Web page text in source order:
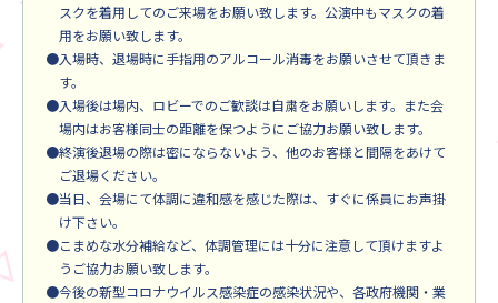
スクを着用してのご来場をお願い致します。公演中もマスクの着
用をお願い致します。
●⼊場時、退場時に⼿指⽤のアルコール消毒をお願いさせて頂きま
す。
●入場後は場内、ロビーでのご歓談は⾃粛をお願いします。また会
場内はお客様同士の距離を保つようにご協力お願い致します。
●終演後退場の際は密にならないよう、他のお客様と間隔をあけて
ご退場ください。
●当日、会場にて体調に違和感を感じた際は、すぐに係員にお声掛
け下さい。
●こまめな水分補給など、体調管理には十分に注意して頂けますよ
うご協力お願い致します。
●今後の新型コロナウイルス感染症の感染状況や、各政府機関・業